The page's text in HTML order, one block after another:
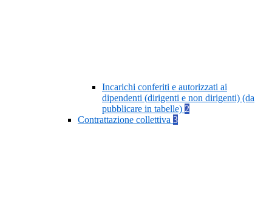
Incarichi conferiti e autorizzati ai
dipendenti (dirigenti e non dirigenti) (da
pubblicare in tabelle) 2
Contrattazione collettiva 3